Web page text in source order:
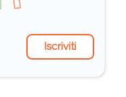
Iscriviti